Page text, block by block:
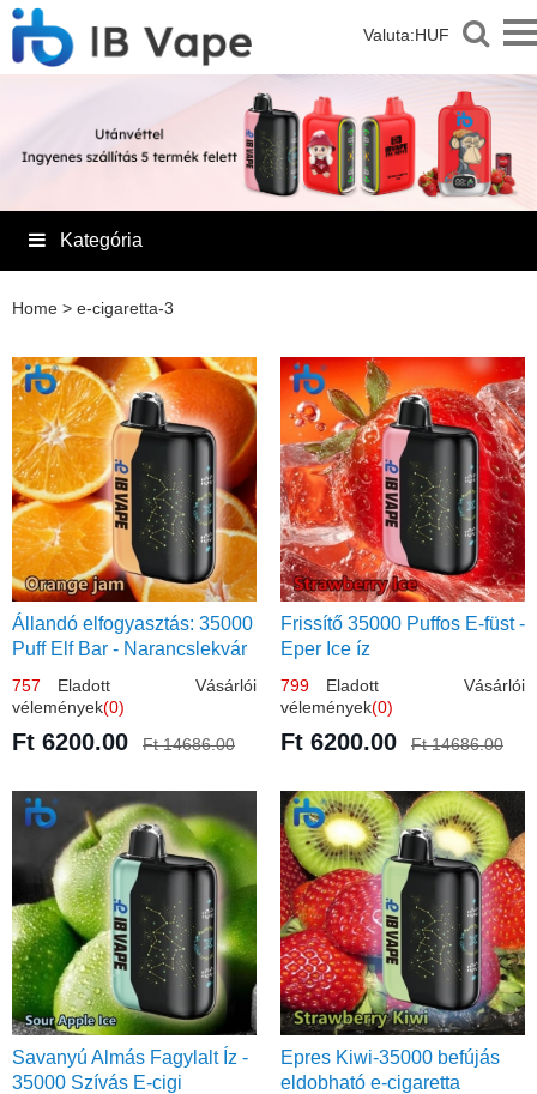
Valuta:HUF
Kategória
Home > e-cigaretta-3
Állandó elfogyasztás: 35000
Puff Elf Bar - Narancslekvár
757 Eladott Vásárlói
vélemények(0)
Ft 6200.00 Ft 14686.00
Frissítő 35000 Puffos E-füst -
Eper Ice íz
799 Eladott Vásárlói
vélemények(0)
Ft 6200.00 Ft 14686.00
Savanyú Almás Fagylalt Íz -
35000 Szívás E-cigi
Epres Kiwi-35000 befújás
eldobható e-cigaretta